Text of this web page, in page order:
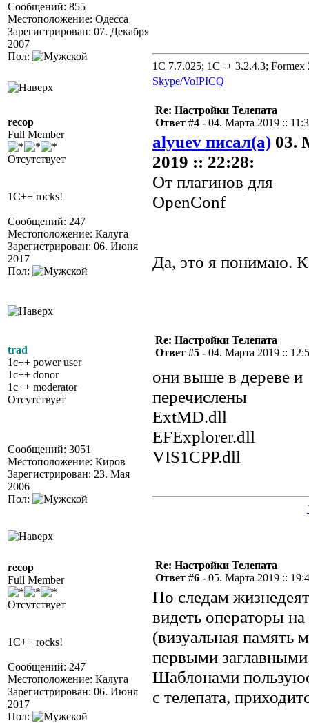
Сообщений: 855
Местоположение: Одесса
Зарегистрирован: 07. Декабря
2007
Пол:
1C 7.7.025; 1C++ 3.2.4.3; Formex
Skype/VoIPICQ
recop
Full Member
Отсутствует
1C++ rocks!
Сообщений: 247
Местоположение: Калуга
Зарегистрирован: 06. Июня
2017
Пол:
Re: Настройки Телепата
Ответ #4 - 04. Марта 2019 ::
alyuev писал(а) 03.
2019 :: 22:28:
От плагинов для
OpenConf
Да, это я понимаю.
trad
1c++ power user
1c++ donor
1c++ moderator
Отсутствует
Сообщений: 3051
Местоположение: Киров
Зарегистрирован: 23. Мая
2006
Пол:
Re: Настройки Телепата
Ответ #5 - 04. Марта 2019 ::
они выше в дереве и
перечислены
ExtMD.dll
EFExplorer.dll
VIS1CPP.dll
recop
Full Member
Отсутствует
1C++ rocks!
Сообщений: 247
Местоположение: Калуга
Зарегистрирован: 06. Июня
2017
Пол:
Re: Настройки Телепата
Ответ #6 - 05. Марта 2019 ::
По следам
видеть операторы
(визуальная память
первыми
Шаблонами
с телепата,